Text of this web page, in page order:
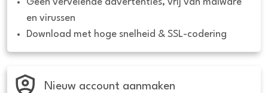
Geen vervelende advertenties, vrij van malware
en virussen
Download met hoge snelheid & SSL-codering
Nieuw account aanmaken